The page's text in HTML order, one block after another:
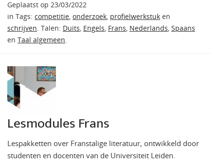
Geplaatst op 23/03/2022
in Tags: competitie, onderzoek, profielwerkstuk en
schrijven. Talen: Duits, Engels, Frans, Nederlands, Spaans
en Taal algemeen.
Lesmodules Frans
Lespakketten over Franstalige literatuur, ontwikkeld door
studenten en docenten van de Universiteit Leiden.